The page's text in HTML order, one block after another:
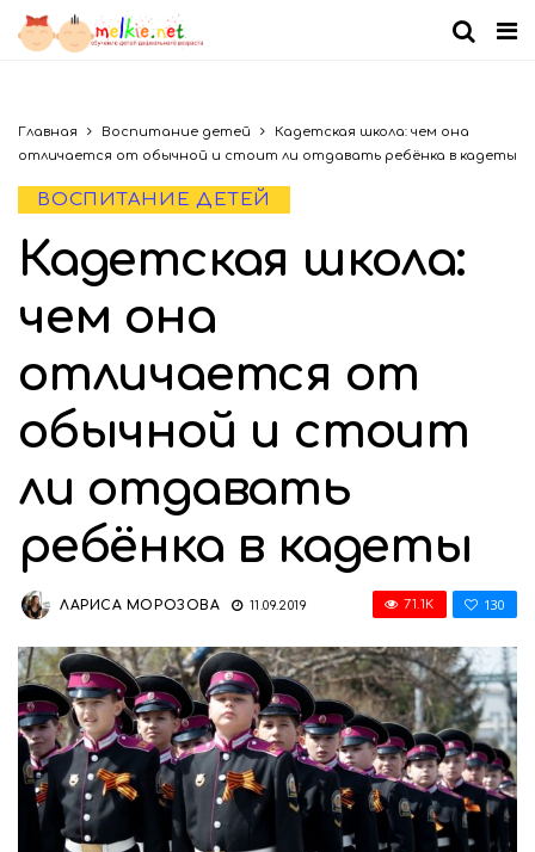
Главная Воспитание детей
Кадетская школа: чем она
отличается от обычной и стоит ли отдавать ребёнка в кадеты
ВОСПИТАНИЕ ДЕТЕЙ
Кадетская школа:
чем она
отличается от
обычной и стоит
ли отдавать
ребёнка в кадеты
ЛАРИСА МОРОЗОВА 11.09.2019 130
71.1K